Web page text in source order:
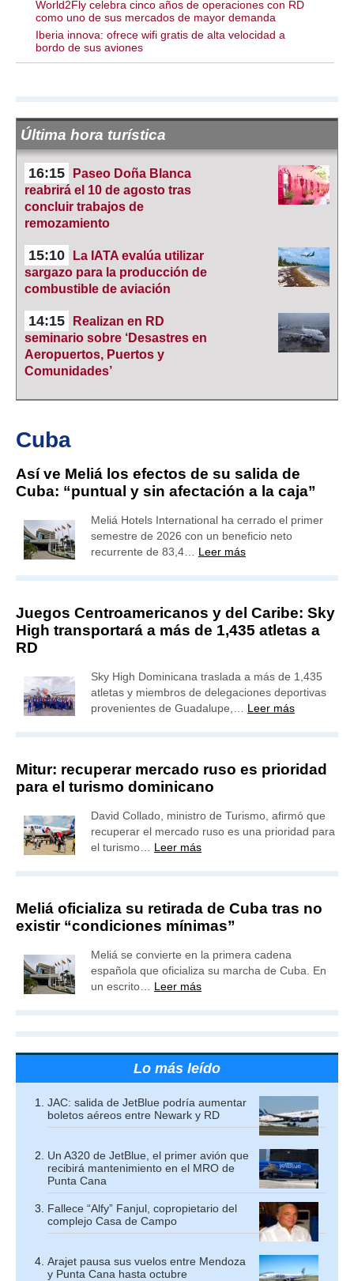
World2Fly celebra cinco años de operaciones con RD
como uno de sus mercados de mayor demanda
Iberia innova: ofrece wifi gratis de alta velocidad a
bordo de sus aviones
Última hora turística
16:15
Paseo Doña Blanca
reabrirá el 10 de agosto tras
concluir trabajos de
remozamiento
15:10
La IATA evalúa utilizar
sargazo para la producción de
combustible de aviación
14:15
Realizan en RD
seminario sobre ‘Desastres en
Aeropuertos, Puertos y
Comunidades’
Cuba
Así ve Meliá los efectos de su salida de
Cuba: “puntual y sin afectación a la caja”
Meliá Hotels International ha cerrado el primer
semestre de 2026 con un beneficio neto
recurrente de 83,4… Leer más
Juegos Centroamericanos y del Caribe: Sky
High transportará a más de 1,435 atletas a
RD
Sky High Dominicana traslada a más de 1,435
atletas y miembros de delegaciones deportivas
provenientes de Guadalupe,… Leer más
Mitur: recuperar mercado ruso es prioridad
para el turismo dominicano
David Collado, ministro de Turismo, afirmó que
recuperar el mercado ruso es una prioridad para
el turismo… Leer más
Meliá oficializa su retirada de Cuba tras no
existir “condiciones mínimas”
Meliá se convierte en la primera cadena
española que oficializa su marcha de Cuba. En
un escrito… Leer más
Lo más leído
JAC: salida de JetBlue podría aumentar
boletos aéreos entre Newark y RD
Un A320 de JetBlue, el primer avión que
recibirá mantenimiento en el MRO de
Punta Cana
Fallece “Alfy” Fanjul, copropietario del
complejo Casa de Campo
Arajet pausa sus vuelos entre Mendoza
y Punta Cana hasta octubre